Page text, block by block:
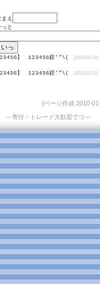
まえ
っと
】 123456鎈'"\( (2022-01-21
】 123456鎈'"\( (2022-01-21
(ページ作成 2010-
付・トレード大歓迎でつ --